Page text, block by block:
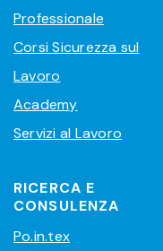
Professionale
Corsi Sicurezza sul
Lavoro
Academy
Servizi al Lavoro
RICERCA E
CONSULENZA
Po.in.tex